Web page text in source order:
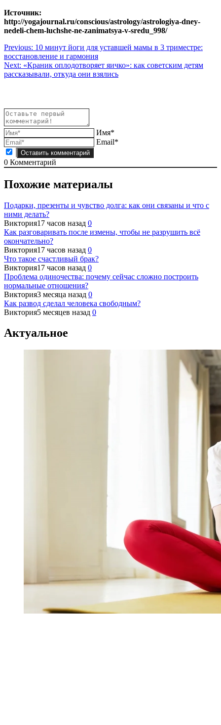
Источник:
http://yogajournal.ru/conscious/astrology/astrologiya-dney-
nedeli-chem-luchshe-ne-zanimatsya-v-sredu_998/
Навигация
по
записям
Previous: 10 минут йоги для уставшей мамы в 3 триместре:
восстановление и гармония
Next: «Краник оплодотворяет яичко»: как советским детям
рассказывали, откуда они взялись
Имя*
Email*
0 Комментарий
Похожие материалы
Подарки, презенты и чувство долга: как они связаны и что с
ними делать?
Виктория17 часов назад 0
Как разговаривать после измены, чтобы не разрушить всё
окончательно?
Виктория17 часов назад 0
Что такое счастливый брак?
Виктория17 часов назад 0
Проблема одиночества: почему сейчас сложно построить
нормальные отношения?
Виктория3 месяца назад 0
Как развод сделал человека свободным?
Виктория5 месяцев назад 0
Актуальное